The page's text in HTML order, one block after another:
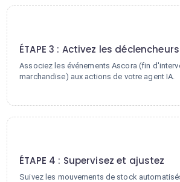
ÉTAPE 3 : Activez les
Associez les événements Ascora (fin
marchandise) aux actions de votre agent IA.
ÉTAPE 4 : Supervisez et ajustez
Suivez les mouvements de stock